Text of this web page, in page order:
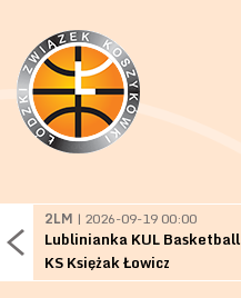
2LM | 2026-09-19 00:00
Lublinianka KUL Basketball
KS Księżak Łowicz